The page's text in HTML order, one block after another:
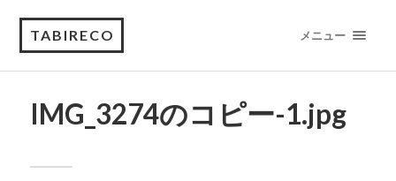
TABIRECO メニュー
IMG_3274のコピー-1.jpg